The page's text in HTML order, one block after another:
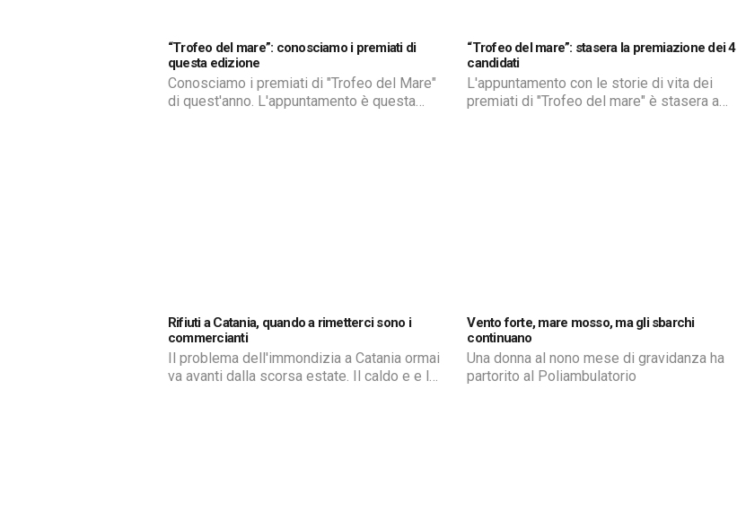
“Trofeo del mare”: conosciamo i premiati di
questa edizione
Conosciamo i premiati di "Trofeo del Mare"
di quest'anno. L'appuntamento è questa
“Trofeo del mare”: stasera la premiazione dei 4
candidati
L'appuntamento con le storie di vita dei
premiati di "Trofeo del mare" è stasera a
Rifiuti a Catania, quando a rimetterci sono i
commercianti
Il problema dell'immondizia a Catania ormai
va avanti dalla scorsa estate. Il caldo e e le
Vento forte, mare mosso, ma gli sbarchi
continuano
Una donna al nono mese di gravidanza ha
partorito al Poliambulatorio